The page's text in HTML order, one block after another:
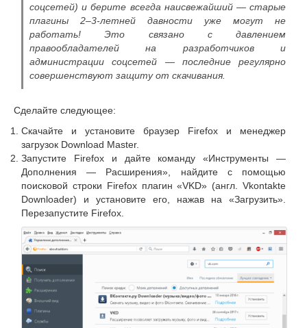
соцсетей) и берите всегда наисвежайший — старые
плагины 2–3-летней давности уже могут не
работать! Это связано с давлением
правообладателей на разработчиков и
администрации соцсетей — последние регулярно
совершенствуют защиту от скачивания.
Сделайте следующее:
Скачайте и установите браузер Firefox и менеджер
загрузок Download Master.
Запустите Firefox и дайте команду «Инструменты —
Дополнения — Расширения», найдите с помощью
поисковой строки Firefox плагин «VKD» (англ. Vkontakte
Downloader) и установите его, нажав на «Загрузить».
Перезапустите Firefox.